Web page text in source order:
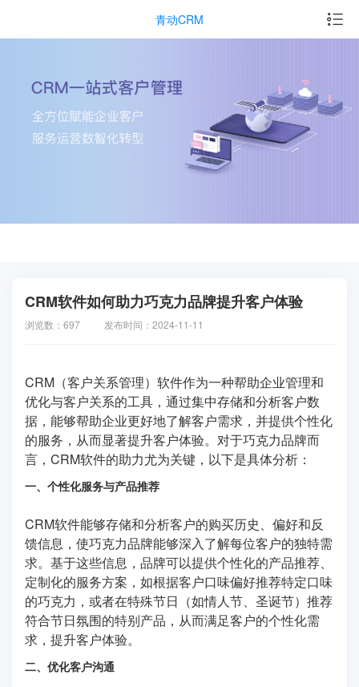
青动CRM
CRM软件如何助力巧克力品牌提升客户体验
浏览数：697 发布时间：2024-11-11
CRM（客户关系管理）软件作为一种帮助企业管理和
优化与客户关系的工具，通过集中存储和分析客户数
据，能够帮助企业更好地了解客户需求，并提供个性化
的服务，从而显著提升客户体验。对于巧克力品牌而
言，CRM软件的助力尤为关键，以下是具体分析：
一、个性化服务与产品推荐
CRM软件能够存储和分析客户的购买历史、偏好和反
馈信息，使巧克力品牌能够深入了解每位客户的独特需
求。基于这些信息，品牌可以提供个性化的产品推荐、
定制化的服务方案，如根据客户口味偏好推荐特定口味
的巧克力，或者在特殊节日（如情人节、圣诞节）推荐
符合节日氛围的特别产品，从而满足客户的个性化需
求，提升客户体验。
二、优化客户沟通